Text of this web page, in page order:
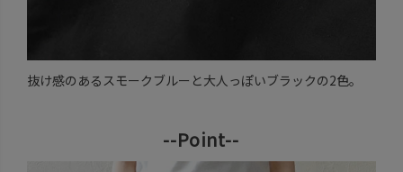
抜け感のあるスモークブルーと大人っぽいブラックの2色。
--Point--